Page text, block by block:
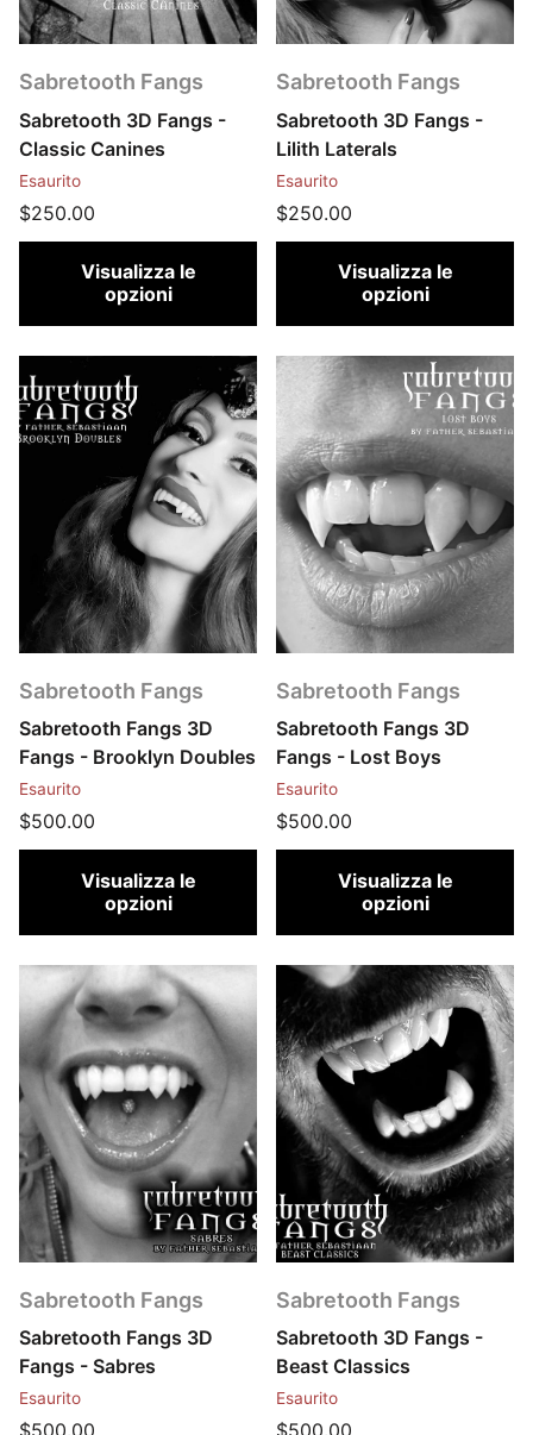
Sabretooth Fangs
Sabretooth 3D Fangs -
Classic Canines
Esaurito
$250.00
Visualizza le
opzioni
Sabretooth Fangs
Sabretooth 3D Fangs -
Lilith Laterals
Esaurito
$250.00
Visualizza le
opzioni
Sabretooth Fangs
Sabretooth Fangs 3D
Fangs - Brooklyn Doubles
Esaurito
$500.00
Visualizza le
opzioni
Sabretooth Fangs
Sabretooth Fangs 3D
Fangs - Lost Boys
Esaurito
$500.00
Visualizza le
opzioni
Sabretooth Fangs
Sabretooth Fangs 3D
Fangs - Sabres
Esaurito
Sabretooth Fangs
Sabretooth 3D Fangs -
Beast Classics
Esaurito